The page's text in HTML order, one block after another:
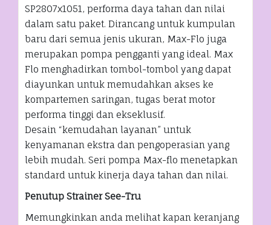
SP2807x1051, performa daya tahan dan nilai
dalam satu paket. Dirancang untuk kumpulan
baru dari semua jenis ukuran, Max-Flo juga
merupakan pompa pengganti yang ideal. Max
Flo menghadirkan tombol-tombol yang dapat
diayunkan untuk memudahkan akses ke
kompartemen saringan, tugas berat motor
performa tinggi dan ekseklusif.
Desain “kemudahan layanan” untuk
kenyamanan ekstra dan pengoperasian yang
lebih mudah. Seri pompa Max-flo menetapkan
standard untuk kinerja daya tahan dan nilai.
Penutup Strainer See-Tru
Memungkinkan anda melihat kapan keranjang